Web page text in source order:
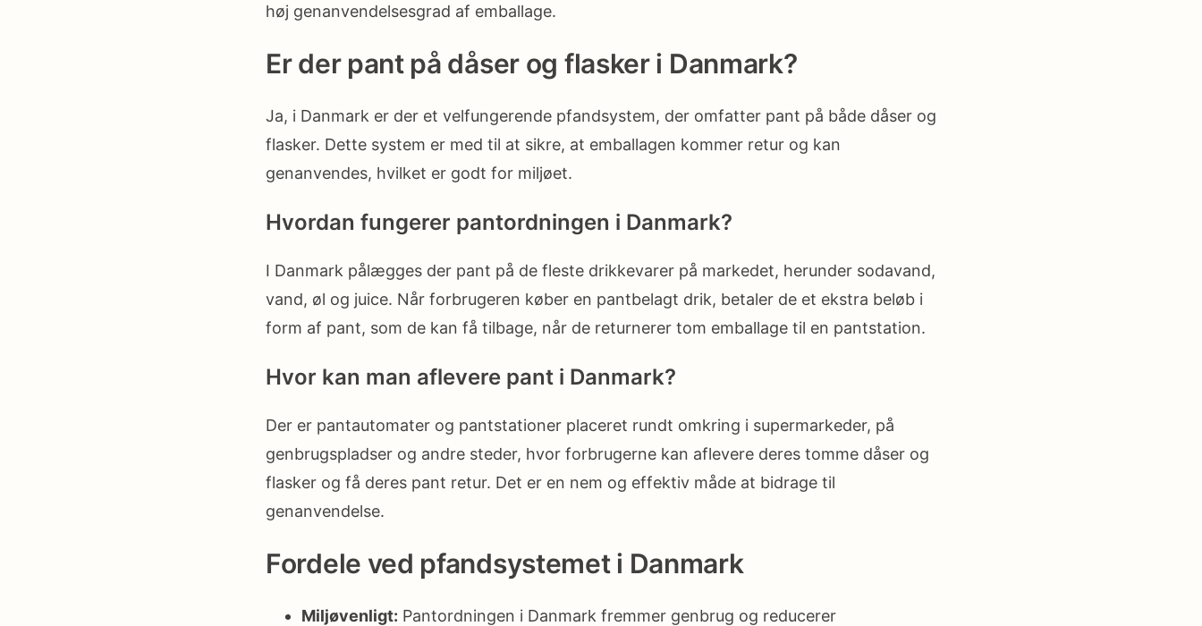
høj genanvendelsesgrad af emballage.
Er der pant på dåser og flasker i Danmark?
Ja, i Danmark er der et velfungerende pfandsystem, der omfatter pant på både dåser og
flasker. Dette system er med til at sikre, at emballagen kommer retur og kan
genanvendes, hvilket er godt for miljøet.
Hvordan fungerer pantordningen i Danmark?
I Danmark pålægges der pant på de fleste drikkevarer på markedet, herunder sodavand,
vand, øl og juice. Når forbrugeren køber en pantbelagt drik, betaler de et ekstra beløb i
form af pant, som de kan få tilbage, når de returnerer tom emballage til en pantstation.
Hvor kan man aflevere pant i Danmark?
Der er pantautomater og pantstationer placeret rundt omkring i supermarkeder, på
genbrugspladser og andre steder, hvor forbrugerne kan aflevere deres tomme dåser og
flasker og få deres pant retur. Det er en nem og effektiv måde at bidrage til
genanvendelse.
Fordele ved pfandsystemet i Danmark
Miljøvenligt: Pantordningen i Danmark fremmer genbrug og reducerer